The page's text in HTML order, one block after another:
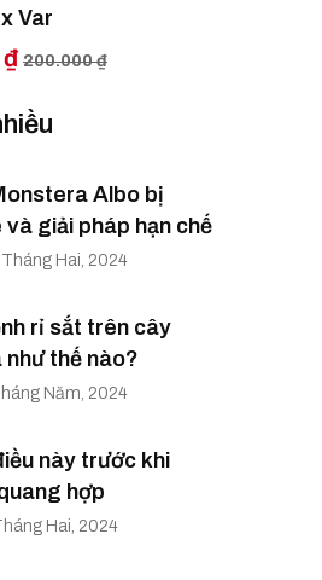
Var
₫ 200.000 ₫
Albo bị
và giải pháp hạn chế
Hai, 2024
rỉ sắt trên cây
thế nào?
Năm, 2024
này trước khi
hợp
Hai, 2024